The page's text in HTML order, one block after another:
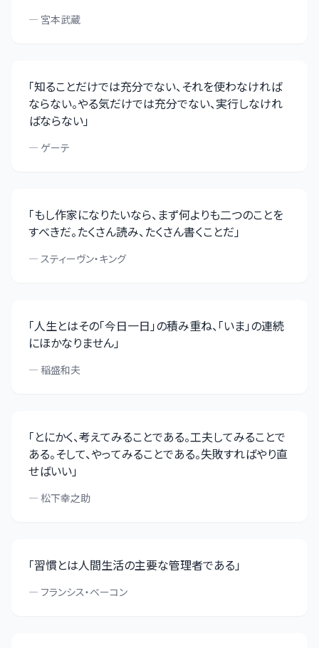
— 宮本武蔵
「知ることだけでは充分でない、それを使わなければ
ならない。やる気だけでは充分でない、実行しなけれ
ばならない」
— ゲーテ
「もし作家になりたいなら、まず何よりも二つのことを
すべきだ。たくさん読み、たくさん書くことだ」
— スティーヴン・キング
「人生とはその「今日一日」の積み重ね、「いま」の連続
にほかなりません」
— 稲盛和夫
「とにかく、考えてみることである。工夫してみることで
ある。そして、やってみることである。失敗すればやり直
せばいい」
— 松下幸之助
「習慣とは人間生活の主要な管理者である」
— フランシス・ベーコン